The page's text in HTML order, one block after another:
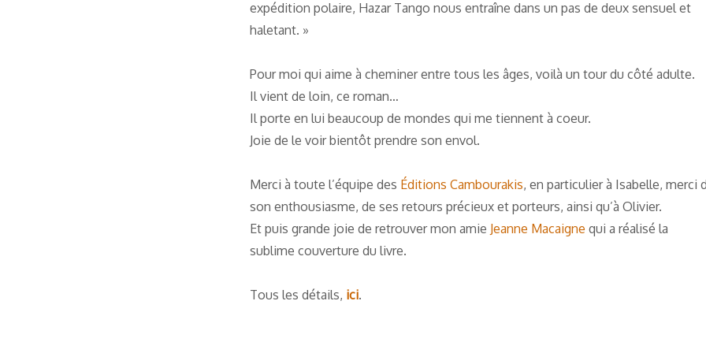
expédition polaire, Hazar Tango nous entraîne dans un pas de deux sensuel et
haletant. »
Pour moi qui aime à cheminer entre tous les âges, voilà un tour du côté adulte.
Il vient de loin, ce roman…
Il porte en lui beaucoup de mondes qui me tiennent à coeur.
Joie de le voir bientôt prendre son envol.
Merci à toute l’équipe des Éditions Cambourakis, en particulier à Isabelle, merci
son enthousiasme, de ses retours précieux et porteurs, ainsi qu’à Olivier.
Et puis grande joie de retrouver mon amie Jeanne Macaigne qui a réalisé la
sublime couverture du livre.
Tous les détails, ici.